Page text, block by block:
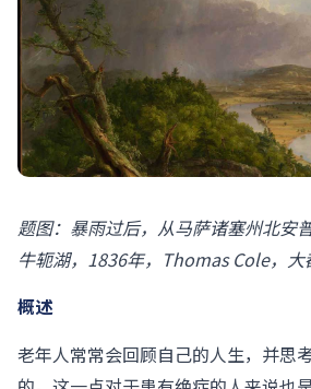
题图：暴雨过后，从马萨诸塞州北安
牛轭湖，1836年，Thomas Cole，
概述
老年人常常会回顾自己的人生，并思